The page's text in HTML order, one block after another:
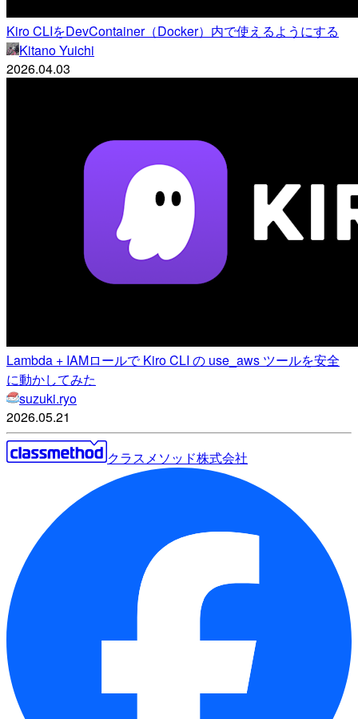
Kiro CLIをDevContainer（Docker）内で使えるようにする
Kitano Yuichi
2026.04.03
Lambda + IAMロールで Kiro CLI の use_aws ツールを安全
に動かしてみた
suzuki.ryo
2026.05.21
クラスメソッド株式会社